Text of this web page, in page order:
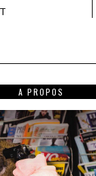
A PROPOS